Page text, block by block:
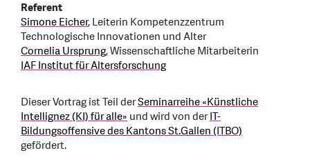
Referent
Simone Eicher, Leiterin Kompetenzzentrum
Technologische Innovationen und Alter
Cornelia Ursprung, Wissenschaftliche Mitarbeiterin
IAF Institut für Altersforschung
Dieser Vortrag ist Teil derSeminarreihe «Künstliche
Intellignez (KI) für alle» und wird von derIT-
Bildungsoffensive des Kantons St.Gallen (ITBO)
gefördert.